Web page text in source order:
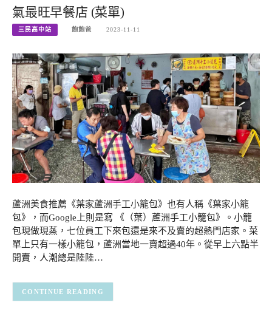
氣最旺早餐店 (菜單)
三民高中站 飽飽爸 2023-11-11
蘆洲美食推薦《葉家蘆洲手工小籠包》也有人稱《葉家小籠
包》，而Google上則是寫 《（葉）蘆洲手工小籠包》。小籠
包現做現蒸，七位員工下來包還是來不及賣的超熱門店家。菜
單上只有一樣小籠包，蘆洲當地一賣超過40年。從早上六點半
開賣，人潮總是陸陸…
CONTINUE READING